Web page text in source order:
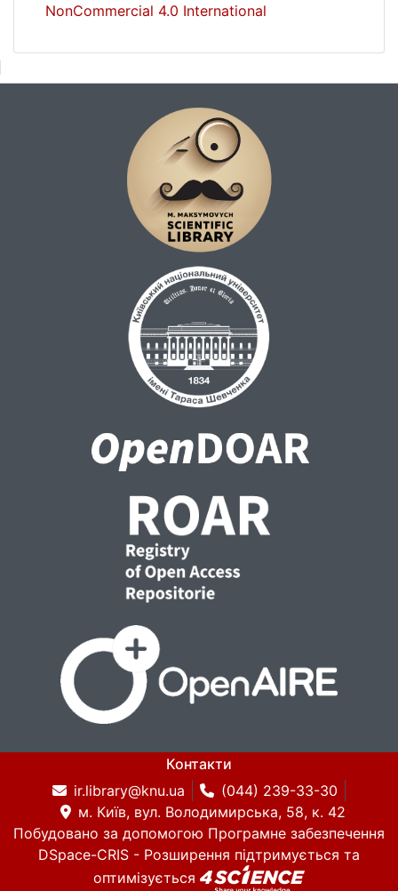
NonCommercial 4.0 International
Контакти
ir.library@knu.ua
(044) 239-33-30
м. Київ, вул. Володимирська, 58, к. 42
Побудовано за допомогою Програмне забезпечення
DSpace-CRIS - Розширення підтримується та
оптимізується